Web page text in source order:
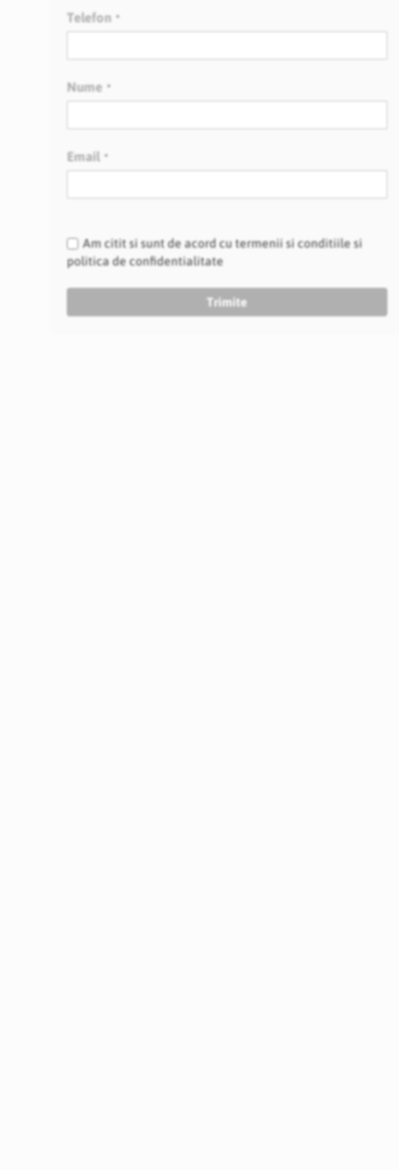
Telefon
Nume
Email
Am citit si sunt de acord cu termenii si conditiile si
politica de confidentialitate
Trimite